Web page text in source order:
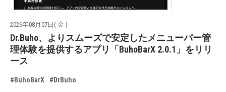
2026年08月07日( 金 )
Dr.Buho、よりスムーズで安定したメニューバー管
理体験を提供するアプリ「BuhoBarX 2.0.1」をリリ
ース
#BuhoBarX #DrBuho